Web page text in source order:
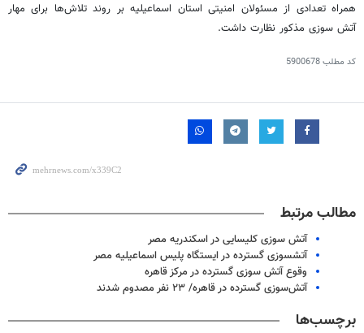
همراه تعدادی از مسئولان امنیتی استان اسماعیلیه بر روند تلاش‌ها برای مهار
آتش سوزی مذکور نظارت داشت.
کد مطلب5900678
مطالب مرتبط
آتش سوزی کلیسایی در اسکندریه مصر
آتشسوزی گسترده در ایستگاه پلیس اسماعیلیه مصر
وقوع آتش سوزی گسترده در مرکز قاهره
آتش‌سوزی گسترده در قاهره/ ۲۳ نفر مصدوم شدند
برچسب‌ها